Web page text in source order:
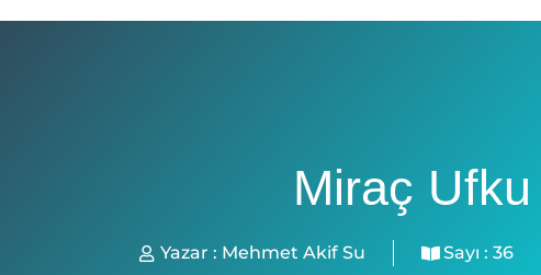
Miraç Ufku
Yazar : Mehmet Akif Su Sayı : 36